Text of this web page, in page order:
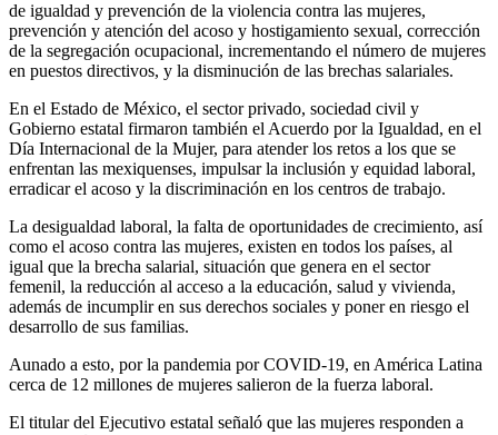
de igualdad y prevención de la violencia contra las mujeres,
prevención y atención del acoso y hostigamiento sexual, corrección
de la segregación ocupacional, incrementando el número de mujeres
en puestos directivos, y la disminución de las brechas salariales.
En el Estado de México, el sector privado, sociedad civil y
Gobierno estatal firmaron también el Acuerdo por la Igualdad, en el
Día Internacional de la Mujer, para atender los retos a los que se
enfrentan las mexiquenses, impulsar la inclusión y equidad laboral,
erradicar el acoso y la discriminación en los centros de trabajo.
La desigualdad laboral, la falta de oportunidades de crecimiento, así
como el acoso contra las mujeres, existen en todos los países, al
igual que la brecha salarial, situación que genera en el sector
femenil, la reducción al acceso a la educación, salud y vivienda,
además de incumplir en sus derechos sociales y poner en riesgo el
desarrollo de sus familias.
Aunado a esto, por la pandemia por COVID-19, en América Latina
cerca de 12 millones de mujeres salieron de la fuerza laboral.
El titular del Ejecutivo estatal señaló que las mujeres responden a